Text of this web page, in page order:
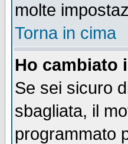
molte
Torna in cima
Ho cambiato
Se sei sicuro
sbagliata, il
programmato